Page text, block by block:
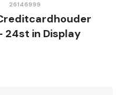
26146999
24st in Display